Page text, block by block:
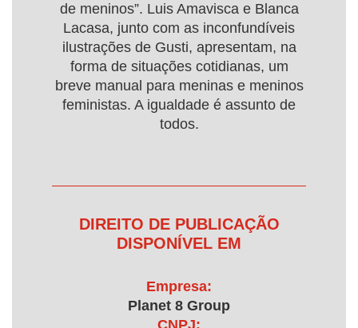
de meninos”. Luis Amavisca e Blanca
Lacasa, junto com as inconfundíveis
ilustrações de Gusti, apresentam, na
forma de situações cotidianas, um
breve manual para meninas e meninos
feministas. A igualdade é assunto de
todos.
DIREITO DE PUBLICAÇÃO
DISPONÍVEL EM
Empresa:
Planet 8 Group
CNPJ: